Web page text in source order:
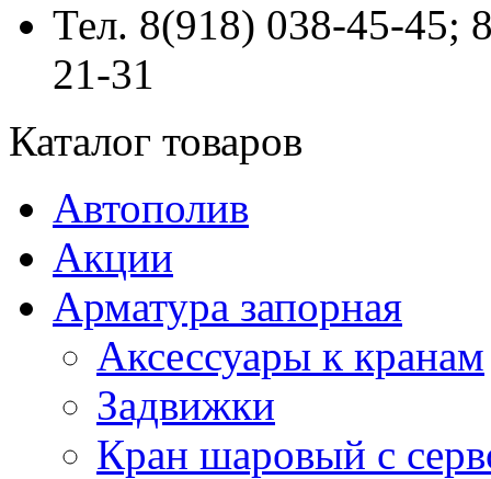
Тел. 8(918) 038-45-45;
21-31
Каталог товаров
Автополив
Акции
Арматура запорная
Аксессуары к кранам
Задвижки
Кран шаровый с